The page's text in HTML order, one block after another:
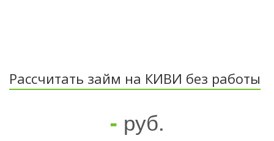
Рассчитать займ на КИВИ без работы
- руб.